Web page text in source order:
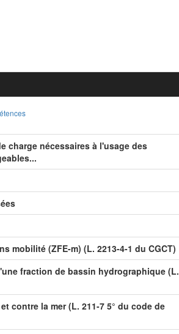
charge nécessaires à l'usage des
mobilité (ZFE-m) (L. 2213-4-1 du CGCT)
fraction de bassin hydrographique (L.
contre la mer (L. 211-7 5° du code de